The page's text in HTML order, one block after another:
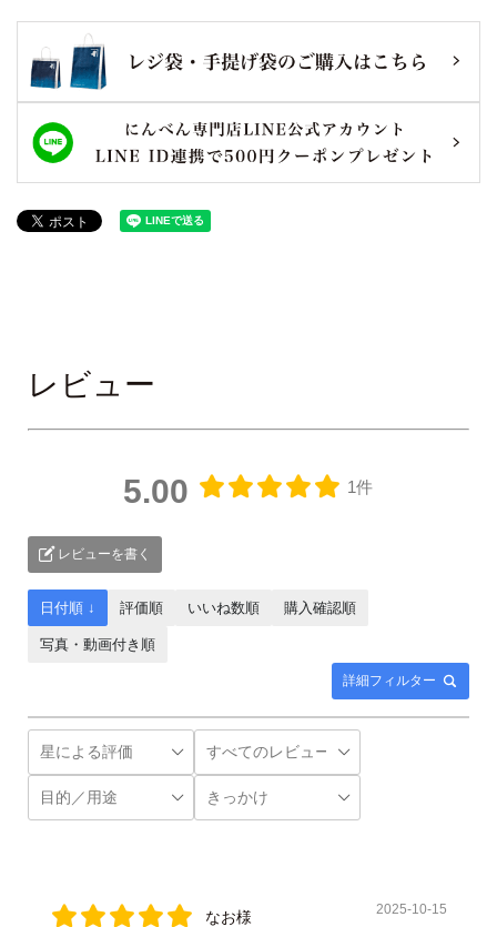
レビュー
5.00 1件
レビューを書く
詳細フィルター
日付順 ↓ 評価順 いいね数順 購入確認順
写真・動画付き順
なお様 2025-10-15